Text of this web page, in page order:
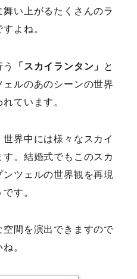
い上がるたくさんのラ
よね。
「スカイランタン」
と
ルのあのシーンの世界
ています。
界中には様々なスカイ
。結婚式でもこのスカ
ツェルの世界観を再現
す。
間を演出できますので
。